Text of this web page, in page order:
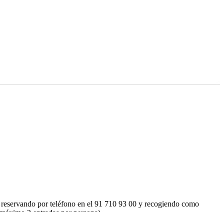
por teléfono en el 91 710 93 00 y recogiendo como